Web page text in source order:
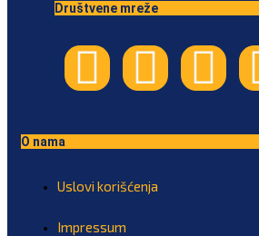
Društvene mreže
O nama
Uslovi korišćenja
Impressum